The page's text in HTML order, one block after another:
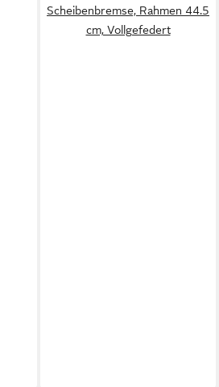
Scheibenbremse, Rahmen 44.5
cm, Vollgefedert